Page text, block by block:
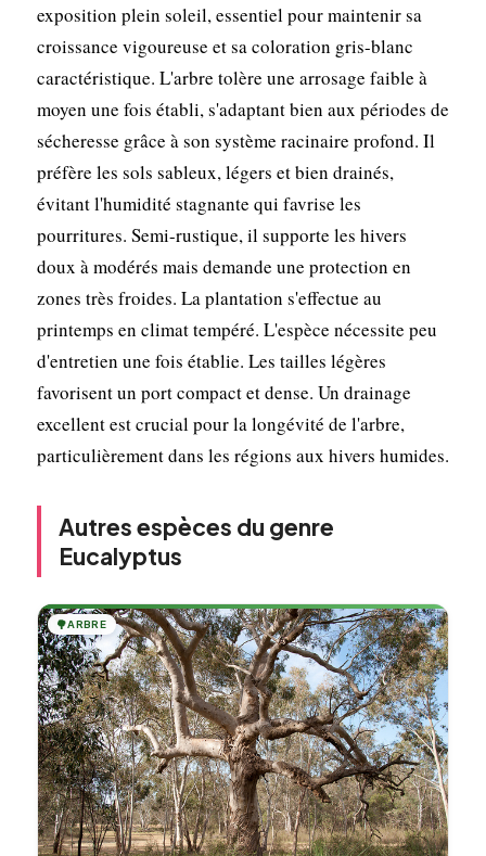
exposition plein soleil, essentiel pour maintenir sa
croissance vigoureuse et sa coloration gris-blanc
caractéristique. L'arbre tolère une arrosage faible à
moyen une fois établi, s'adaptant bien aux périodes de
sécheresse grâce à son système racinaire profond. Il
préfère les sols sableux, légers et bien drainés,
évitant l'humidité stagnante qui favrise les
pourritures. Semi-rustique, il supporte les hivers
doux à modérés mais demande une protection en
zones très froides. La plantation s'effectue au
printemps en climat tempéré. L'espèce nécessite peu
d'entretien une fois établie. Les tailles légères
favorisent un port compact et dense. Un drainage
excellent est crucial pour la longévité de l'arbre,
particulièrement dans les régions aux hivers humides.
Autres espèces du genre
Eucalyptus
🌳ARBRE